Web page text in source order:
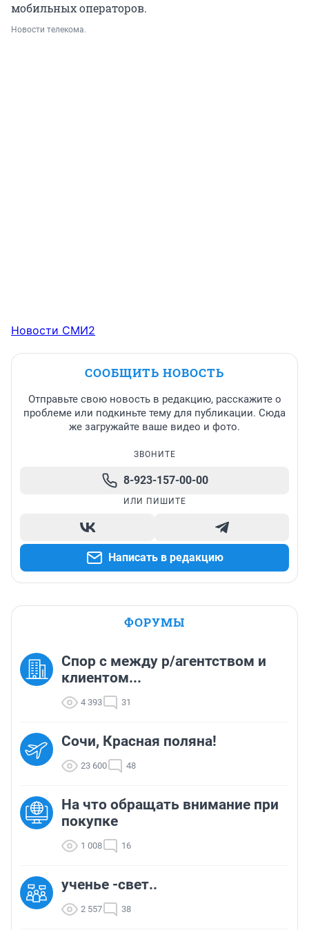
мобильных операторов.
Новости телекома.
Новости СМИ2
СООБЩИТЬ НОВОСТЬ
Отправьте свою новость в редакцию, расскажите о
проблеме или подкиньте тему для публикации. Сюда
же загружайте ваше видео и фото.
ЗВОНИТЕ
8-923-157-00-00
ИЛИ ПИШИТЕ
Написать в редакцию
ФОРУМЫ
Спор с между р/агентством и
клиентом...
4 393 31
Сочи, Красная поляна!
23 600 48
На что обращать внимание при
покупке
1 008 16
ученье -свет..
2 557 38